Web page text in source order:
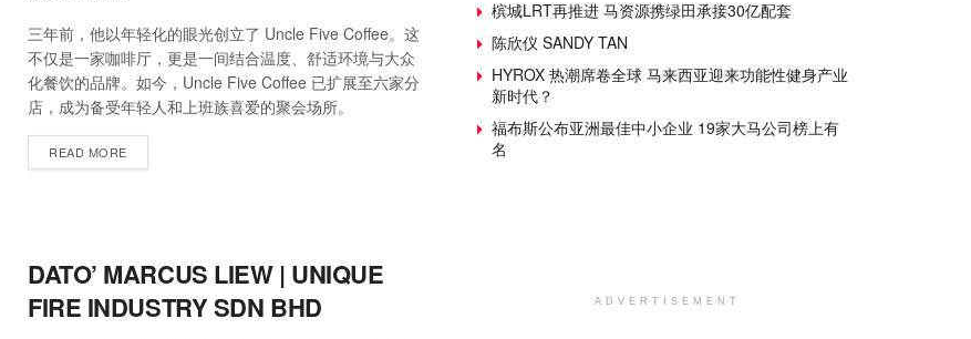
三年前，他以年轻化的眼光创立了 Uncle Five Coffee。这
不仅是一家咖啡厅，更是一间结合温度、舒适环境与大众
化餐饮的品牌。如今，Uncle Five Coffee 已扩展至六家分
店，成为备受年轻人和上班族喜爱的聚会场所。
READ MORE
DATO’ MARCUS LIEW | UNIQUE
FIRE INDUSTRY SDN BHD
槟城LRT再推进 马资源携绿田承接30亿配套
陈欣仪 SANDY TAN
HYROX 热潮席卷全球 马来西亚迎来功能性健身产业
新时代？
福布斯公布亚洲最佳中小企业 19家大马公司榜上有
名
ADVERTISEMENT